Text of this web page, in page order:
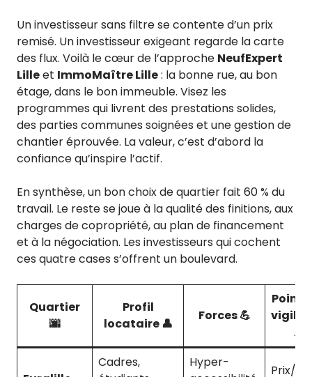
Un investisseur sans filtre se contente d’un prix
remisé. Un investisseur exigeant regarde la carte
des flux. Voilà le cœur de l’approche NeufExpert
Lilleet ImmoMaître Lille: la bonne rue, au bon
étage, dans le bon immeuble. Visez les
programmes qui livrent des prestations solides,
des parties communes soignées et une gestion de
chantier éprouvée. La valeur, c’est d’abord la
confiance qu’inspire l’actif.
En synthèse, un bon choix de quartier fait 60 % du
travail. Le reste se joue à la qualité des finitions, aux
charges de copropriété, au plan de financement
et à la négociation. Les investisseurs qui cochent
ces quatre cases s’offrent un boulevard.
Quartier
🌆
Profil
locataire 👤
Forces 💪
Points
⚠️
Cadres,
Hyper-
Prix/m²